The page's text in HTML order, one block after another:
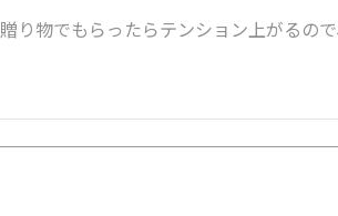
贈り物でもらったらテンション上がるの